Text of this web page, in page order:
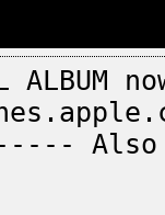
ALBUM
Also